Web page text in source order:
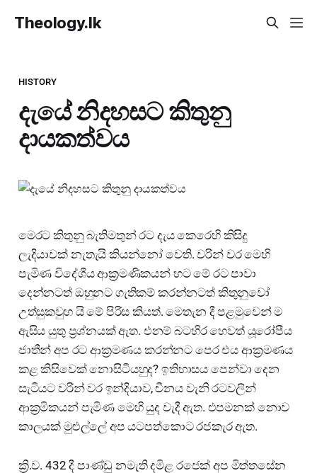
Theology.lk
HISTORY
දැයේ නිදහසට කිතුනු
දායකත්වය
මෙරට කිතුනු බැතිමතුන් රට දැය කෙරෙහි කිසිදු
ලැදියාවක් නැතැයි කියන්නෝ වෙති. වරින් වර මෙහි
පැමිණ විදේශීය ආක්‍රමණිකයන් හට මේ රට පාවා
දෙන්නටත් ඔහුනට ගැතිකම් කරන්නටත් කිතුනුවෝ
උත්සුකවුහ යි මේ පිරිස කියත්. මෙතැන දී පළමුවෙන් ම
ඇසිය යුතු ප්‍රශ්නයක් ඇත. එනම් බටහිර හෙවත් යූරෝපීය
ජාතීන් අප රට ආක්‍රමණය කරන්නට පෙර එය ආක්‍රමණය
කළ කිසිවෙක් නොසිටියහුද? ඉතිහාසය පෙන්වා දෙන
සැටියට වරින් වර ඉන්දියාව, චීනය වැනි රටවලින්
ආක්‍රමිකයන් පැමිණ මෙහි යුද වැදී ඇත. එපමනක් නොව
කාලයක් මුළුල්ලේ අප යටපත්කොට රජකැර ඇත.
ක්‍රි.ව. 432 දී පාණ්ඩු නමැති දමිළ රජෙක් අප මිත්තසේන